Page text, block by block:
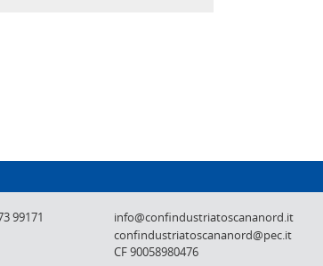
99171
info@confindustriatoscananord.it
confindustriatoscananord@pec.it
CF 90058980476